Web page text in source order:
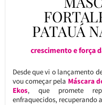
PATAUÁ
crescimento e força
Desde que vi o lançamento
vou começar pela Máscara
Ekos, que promete
enfraquecidos, recuperando